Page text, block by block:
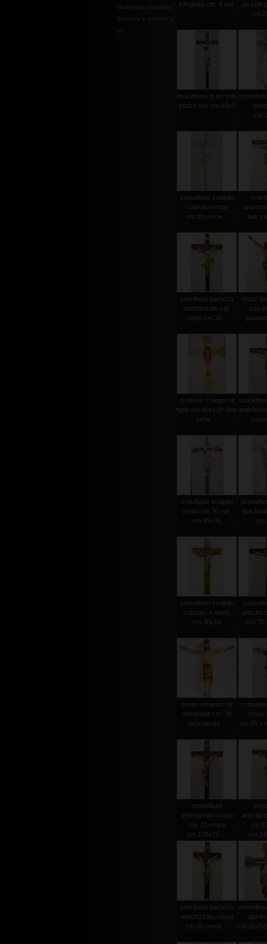
Mattonella ceramica
Essenze e profumi e
trifogliata cm. 9 nat.
un solo
crocefisso in un solo
pezzo col. cm.16x7
crocefisso scolpito
colorato corpo
cm.25 croce...
nat.
crocifisso barocco
antichizzato col.
corpo cm.36 ...
cristo
con
cristo re In legno di
tiglio cm.60x120 (fine
serie ...
crocifisso scolpito
corpo cm.30 nat.
cm.65x36
due
crocefisso scolpito
colorato a mano
cm.30x16
cm.75
cristo romanico di
altenstadt cm. 30
(articolo da ...
croce
cm.80 x
crocefisso
antichizzato corpo
cm.70 croce
cm.135x70 ...
crocifisso barocco
antichizzato corpo
cm.30 croce ...